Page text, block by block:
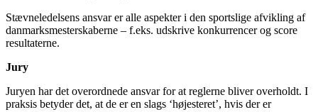
Stævneledelsens ansvar er alle aspekter i den sportslige afvikling af
danmarksmesterskaberne – f.eks. udskrive konkurrencer og score
resultaterne.
Jury
Juryen har det overordnede ansvar for at reglerne bliver overholdt. I
praksis betyder det, at de er en slags ‘højesteret’, hvis der er